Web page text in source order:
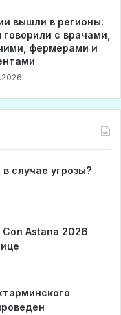
вышли в регионы:
говорили с врачами,
фермерами и
случае угрозы?
Astana 2026